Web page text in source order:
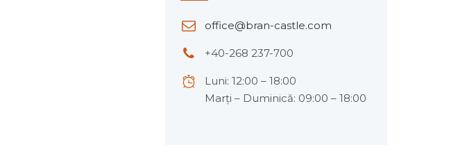
office@bran-castle.com
+40-268 237-700
Luni: 12:00 – 18:00
Marți – Duminică: 09:00 – 18:00